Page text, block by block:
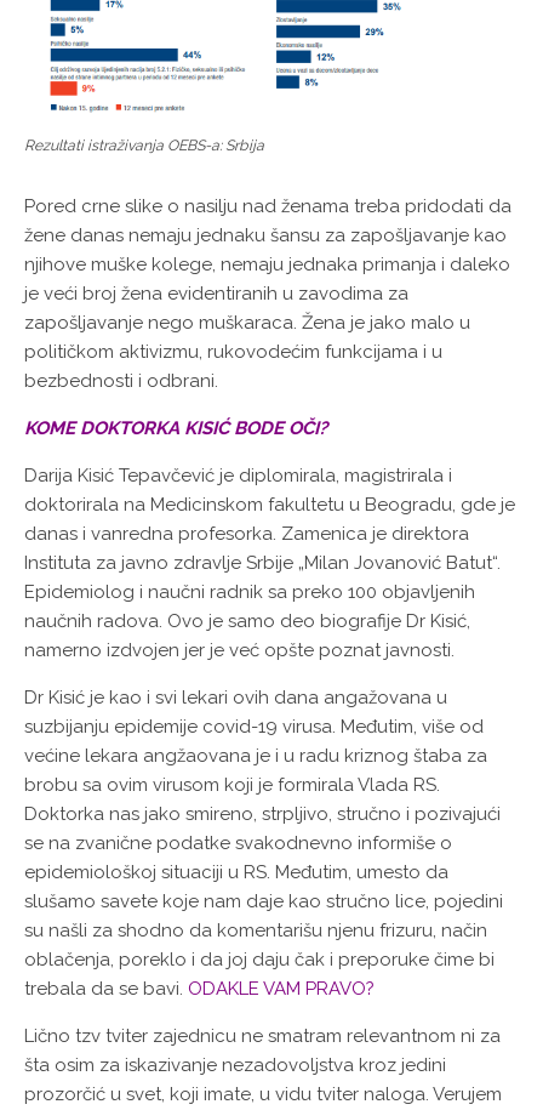
Rezultati istraživanja OEBS-a: Srbija
Pored crne slike o nasilju nad ženama treba pridodati da
žene danas nemaju jednaku šansu za zapošljavanje kao
njihove muške kolege, nemaju jednaka primanja i daleko
je veći broj žena evidentiranih u zavodima za
zapošljavanje nego muškaraca. Žena je jako malo u
političkom aktivizmu, rukovodećim funkcijama i u
bezbednosti i odbrani.
KOME DOKTORKA KISIĆ BODE OČI?
Darija Kisić Tepavčević je diplomirala, magistrirala i
doktorirala na Medicinskom fakultetu u Beogradu, gde je
danas i vanredna profesorka. Zamenica je direktora
Instituta za javno zdravlje Srbije „Milan Jovanović Batut“.
Epidemiolog i naučni radnik sa preko 100 objavljenih
naučnih radova. Ovo je samo deo biografije Dr Kisić,
namerno izdvojen jer je već opšte poznat javnosti.
Dr Kisić je kao i svi lekari ovih dana angažovana u
suzbijanju epidemije covid-19 virusa. Međutim, više od
većine lekara angžaovana je i u radu kriznog štaba za
brobu sa ovim virusom koji je formirala Vlada RS.
Doktorka nas jako smireno, strpljivo, stručno i pozivajući
se na zvanične podatke svakodnevno informiše o
epidemiološkoj situaciji u RS. Međutim, umesto da
slušamo savete koje nam daje kao stručno lice, pojedini
su našli za shodno da komentarišu njenu frizuru, način
oblačenja, poreklo i da joj daju čak i preporuke čime bi
trebala da se bavi. ODAKLE VAM PRAVO?
Lično tzv tviter zajednicu ne smatram relevantnom ni za
šta osim za iskazivanje nezadovoljstva kroz jedini
prozorčić u svet, koji imate, u vidu tviter naloga. Verujem